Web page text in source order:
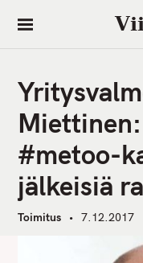
i
#metoo-
jälkeisiä
Toimitus 7.12.2017